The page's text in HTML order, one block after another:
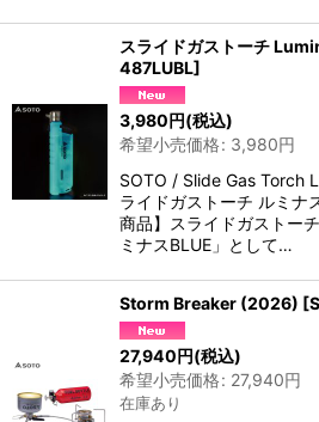
スライドガストーチ
487LUBL]
3,980円(税込)
希望小売価格: 3,980円
SOTO / Slide Gas Torch
ライドガストーチ ルミナ
商品】スライドガストー
ミナスBLUE」として…
Storm Breaker (2026) [
27,940円(税込)
希望小売価格: 27,940円
在庫あり